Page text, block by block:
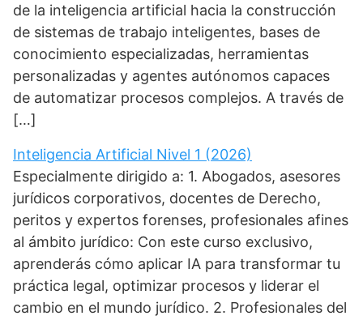
de la inteligencia artificial hacia la construcción
de sistemas de trabajo inteligentes, bases de
conocimiento especializadas, herramientas
personalizadas y agentes autónomos capaces
de automatizar procesos complejos. A través de
[…]
Inteligencia Artificial Nivel 1 (2026)
Especialmente dirigido a: 1. Abogados, asesores
jurídicos corporativos, docentes de Derecho,
peritos y expertos forenses, profesionales afines
al ámbito jurídico: Con este curso exclusivo,
aprenderás cómo aplicar IA para transformar tu
práctica legal, optimizar procesos y liderar el
cambio en el mundo jurídico. 2. Profesionales del